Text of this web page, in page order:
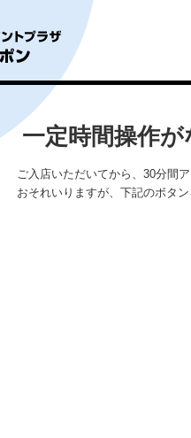
一定時間操作
ご入店いただいてから、30分間
おそれいりますが、下記のボタ